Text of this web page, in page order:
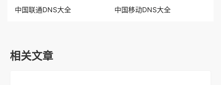
中国联通DNS大全 中国移动DNS大全
相关文章